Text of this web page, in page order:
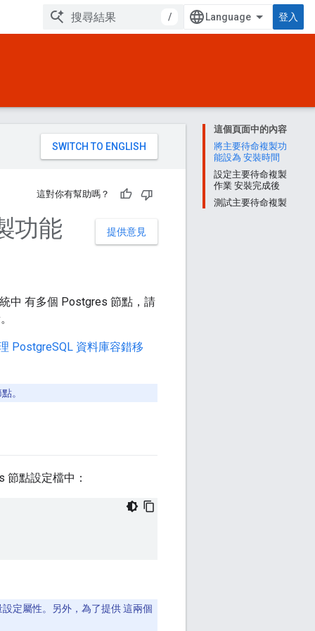
/ 登入
這個頁面中的內容
將主要待命複製功
能設為 安裝時間
設定主要待命複製
作業 安裝完成後
測試主要待命複製
這對你有幫助嗎？
提供意見
功能
中 有多個 Postgres 節點，請
PostgreSQL 資料庫容錯移
。
點設定檔中：
定屬性。另外，為了提供 這兩個